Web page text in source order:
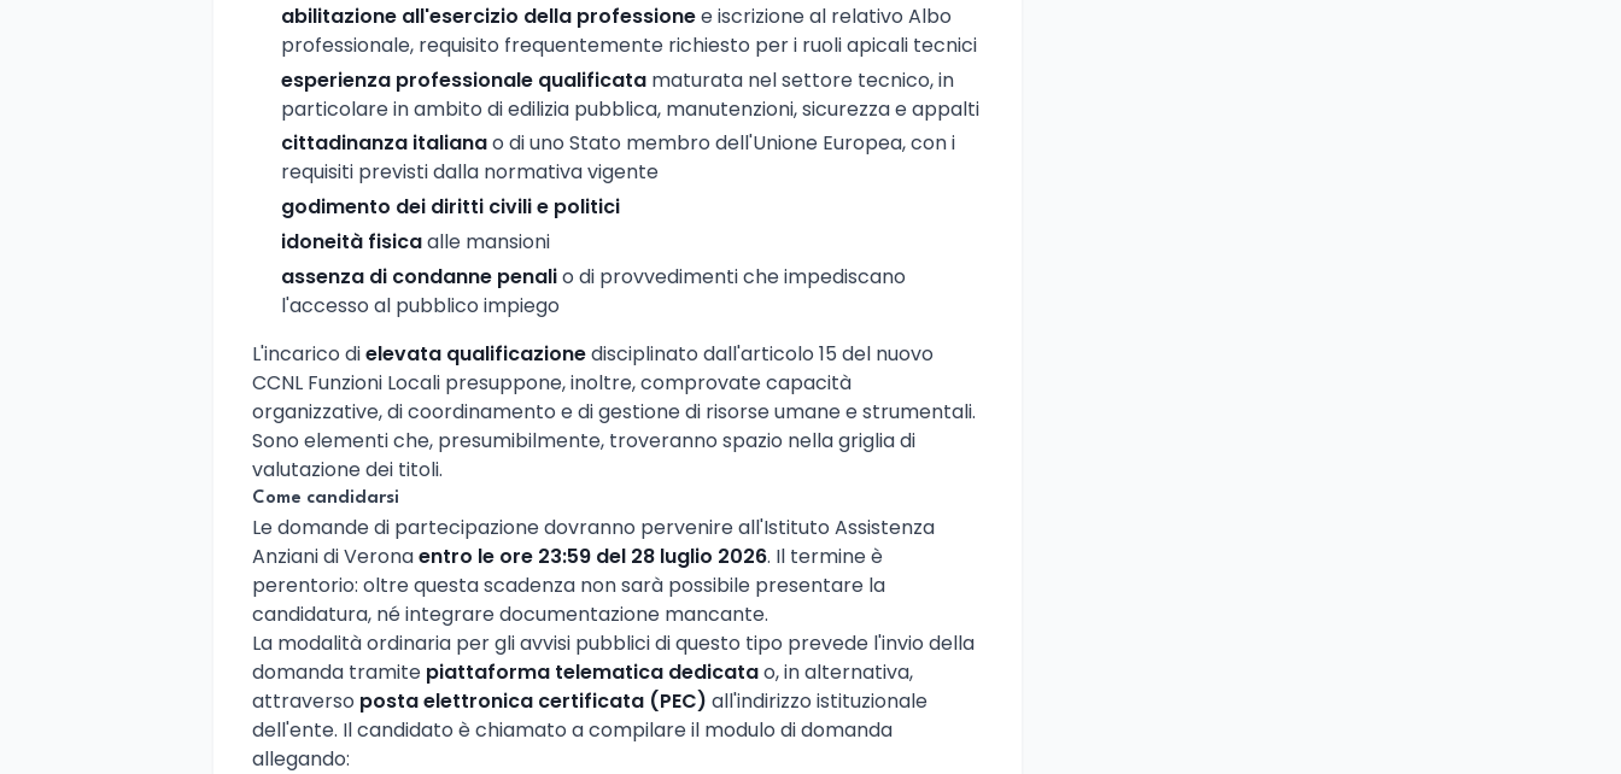
abilitazione all'esercizio della professionee iscrizione al relativo Albo
professionale, requisito frequentemente richiesto per i ruoli apicali tecnici
esperienza professionale qualificata maturata nel settore tecnico, in
particolare in ambito di edilizia pubblica, manutenzioni, sicurezza e appalti
cittadinanza italianao di uno Stato membro dell'Unione Europea, con i
requisiti previsti dalla normativa vigente
godimento dei diritti civili e politici
idoneità fisicaalle mansioni
assenza di condanne penalio di provvedimenti che impediscano
l'accesso al pubblico impiego
L'incarico dielevata qualificazionedisciplinato dall'articolo 15 del nuovo
CCNL Funzioni Locali presuppone, inoltre, comprovate capacità
organizzative, di coordinamento e di gestione di risorse umane e strumentali.
Sono elementi che, presumibilmente, troveranno spazio nella griglia di
valutazione dei titoli.
Come candidarsi
Le domande di partecipazione dovranno pervenire all'Istituto Assistenza
Anziani di Veronaentro le ore 23:59 del 28 luglio 2026. Il termine è
perentorio: oltre questa scadenza non sarà possibile presentare la
candidatura, né integrare documentazione mancante.
La modalità ordinaria per gli avvisi pubblici di questo tipo prevede l'invio della
domanda tramite piattaforma telematica dedicatao, in alternativa,
attraverso posta elettronica certificata (PEC) all'indirizzo istituzionale
dell'ente. Il candidato è chiamato a compilare il modulo di domanda
allegando: